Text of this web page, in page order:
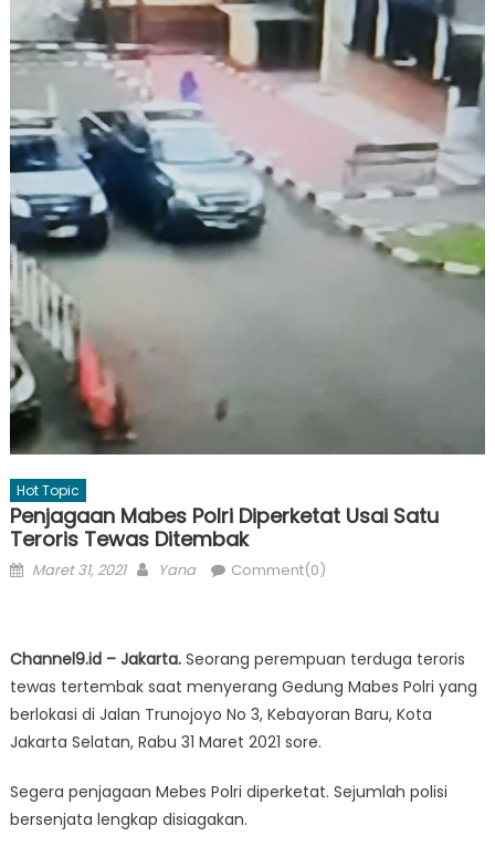
Hot Topic
Penjagaan Mabes Polri Diperketat Usai Satu
Teroris Tewas Ditembak
Posted
Maret 31, 2021 Author
Yana Comment(0)
Channel9.id – Jakarta. Seorang perempuan terduga teroris
tewas tertembak saat menyerang Gedung Mabes Polri yang
berlokasi di Jalan Trunojoyo No 3, Kebayoran Baru, Kota
Jakarta Selatan, Rabu 31 Maret 2021 sore.
Segera penjagaan Mebes Polri diperketat. Sejumlah polisi
bersenjata lengkap disiagakan.